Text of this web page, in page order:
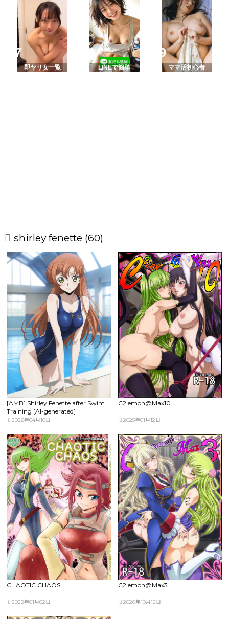
即ヤリ女一覧 LINEで簡単 ママ活初心者
shirley fenette (60)
[AMB] Shirley Fenette after Swim
Training [AI-generated]
2026年04月16日
C2lemon@Max10
2025年01月12日
CHAOTIC CHAOS
2022年01月02日
C2lemon@Max3
2020年10月12日